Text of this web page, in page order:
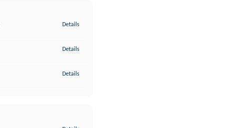
Details
Details
Details